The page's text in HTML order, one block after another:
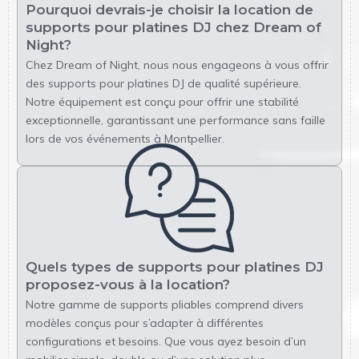
Pourquoi devrais-je choisir la location de
supports pour platines DJ chez Dream of
Night?
Chez Dream of Night, nous nous engageons à vous offrir
des supports pour platines DJ de qualité supérieure.
Notre équipement est conçu pour offrir une stabilité
exceptionnelle, garantissant une performance sans faille
lors de vos événements à Montpellier.
Quels types de supports pour platines DJ
proposez-vous à la location?
Notre gamme de supports pliables comprend divers
modèles conçus pour s’adapter à différentes
configurations et besoins. Que vous ayez besoin d’un